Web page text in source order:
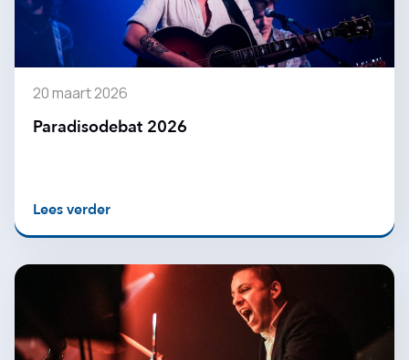
20 maart 2026
Paradisodebat 2026
Lees verder